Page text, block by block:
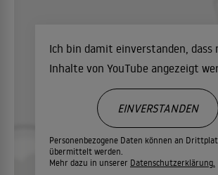
Ich bin damit einverstanden, dass
Inhalte von YouTube angezeigt
Personenbezogene Daten können an
übermittelt werden.
Mehr dazu in unserer Datenschutzerklärung.
EINVERSTANDEN